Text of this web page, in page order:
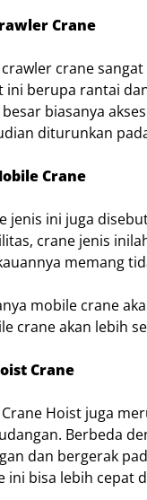
Crane
crawler crane
ini berupa rantai
biasanya
diturunkan
Crane
jenis ini juga
crane jenis
memang
mobile crane
crane akan lebih
Crane
Crane Hoist juga
Berbeda
dan bergerak
ini bisa lebih cepat